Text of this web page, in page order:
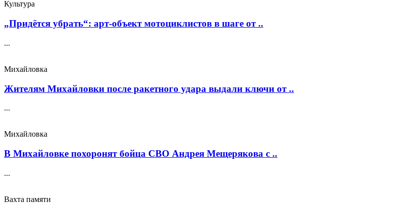
Культура
„Придётся убрать“: арт‑объект мотоциклистов в шаге от ..
...
Михайловка
Жителям Михайловки после ракетного удара выдали ключи от ..
...
Михайловка
В Михайловке похоронят бойца СВО Андрея Мещерякова с ..
...
Вахта памяти